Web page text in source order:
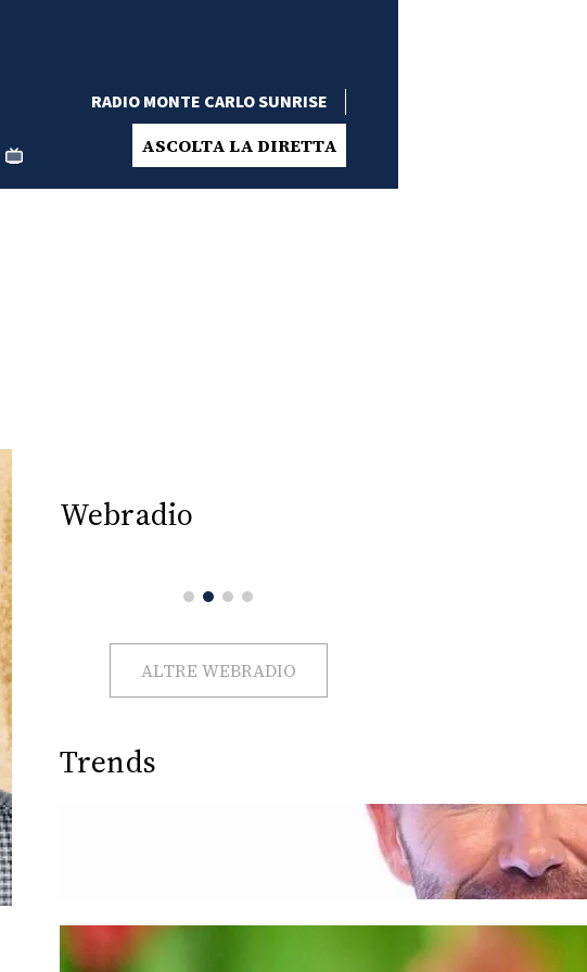
RADIO MONTE CARLO SUNRISE
ASCOLTA LA DIRETTA
Webradio
ALTRE WEBRADIO
Trends